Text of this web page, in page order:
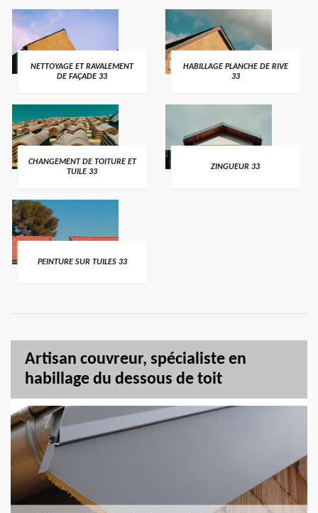
NETTOYAGE ET RAVALEMENT
DE FAÇADE 33
HABILLAGE PLANCHE DE RIVE
33
CHANGEMENT DE TOITURE ET
TUILE 33
ZINGUEUR 33
PEINTURE SUR TUILES 33
Artisan couvreur, spécialiste en
habillage du dessous de toit